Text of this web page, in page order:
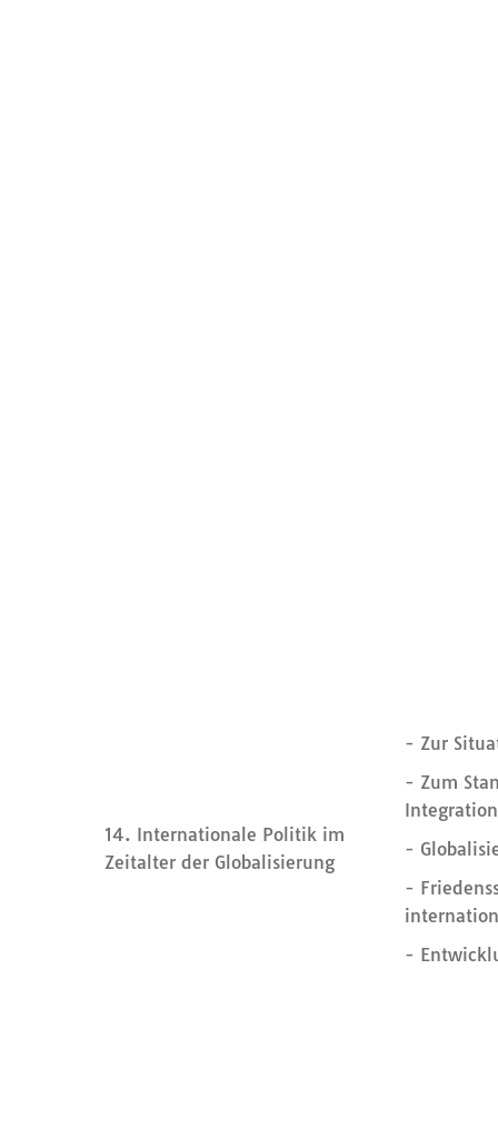
14. Internationale Politik im
Zeitalter der Globalisierung
- Zur
- Zum
Integration
-
-
-